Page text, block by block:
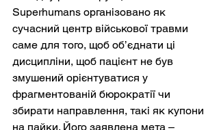
Superhumans організовано як
сучасний центр військової травми
саме для того, щоб об’єднати ці
дисципліни, щоб пацієнт не був
змушений орієнтуватися у
фрагментованій бюрократії чи
збирати направлення, такі як купони
на пайки. Його заявлена мета –